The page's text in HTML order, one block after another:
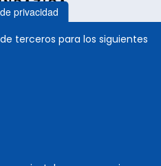
privacidad
terceros para los siguientes